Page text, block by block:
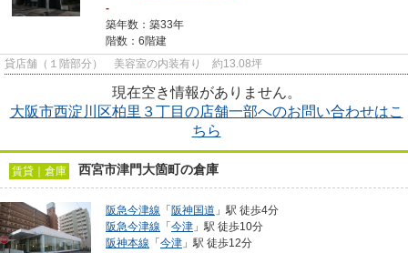
-
築年数：築33年
階数：6階建
貸店舗（１階部分） 美容室の内装有り 約13.08坪
現在空き情報がありません。
大阪市西淀川区柏里３丁目の店舗一部へのお問い合わせはこ
ちら
賃貸｜倉庫 西宮市津門大箇町の倉庫
阪急今津線 「 阪神国道 」駅 徒歩4分
阪急今津線 「 今津 」駅 徒歩10分
阪神本線 「 今津 」駅 徒歩12分